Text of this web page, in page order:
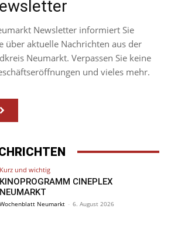
Newsletter informiert Sie
über aktuelle Nachrichten aus der
Neumarkt. Verpassen Sie keine
und vieles mehr.
Kurz und wichtig
KINOPROGRAMM CINEPLEX
NEUMARKT
Wochenblatt Neumarkt - 6. August 2026